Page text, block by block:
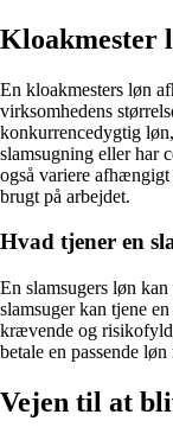
Kloakmester
En kloakmesters løn
virksomhedens
konkurrencedygtig
slamsugning eller har
også variere
brugt på arbejdet.
Hvad tjener en
En slamsugers løn
slamsuger kan tjene
krævende og
betale en passende
Vejen til at